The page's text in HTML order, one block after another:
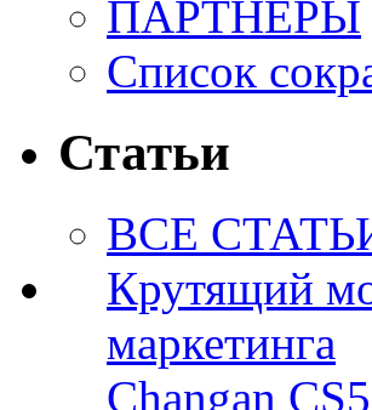
ПАРТНЁРЫ
Список
Статьи
ВСЕ
Крутящий
маркетинга
Changan